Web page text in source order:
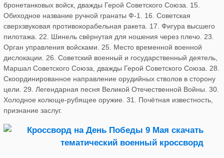
бронетанковых войск, дважды Герой Советского Союза. 15.
Обиходное название ручной гранаты Ф-1. 16. Советская
сверхзвуковая противокорабельная ракета. 17. Фигура высшего
пилотажа. 22. Шинель свёрнутая для ношения через плечо. 23.
Орган управления войсками. 25. Место временной военной
дислокации. 26. Советский военный и государственный деятель,
Маршал Советского Союза, дважды Герой Советского Союза. 28.
Скоординированное направление орудийных стволов в сторону
цели. 29. Легендарная песня Великой Отечественной Войны. 30.
Холодное колюще-рубящее оружие. 31. Почётная известность,
признание заслуг.